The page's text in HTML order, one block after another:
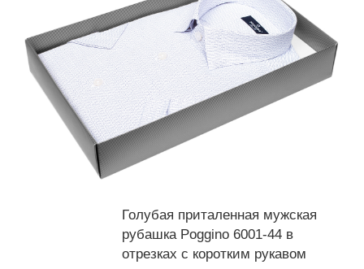
Голубая приталенная мужская
рубашка Poggino 6001-44 в
отрезках с коротким рукавом